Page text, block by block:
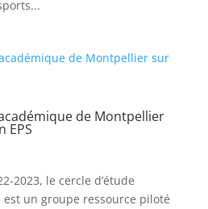
de Montpellier
EPS
2023, le cercle d’étude
est un groupe ressource piloté